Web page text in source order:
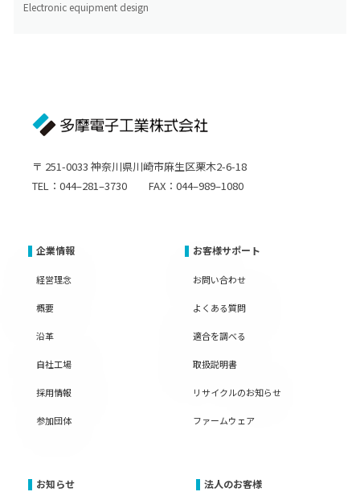
Electronic equipment design
〒 251-0033 神奈川県川崎市麻生区栗木2-6-18
TEL：044–281–3730 FAX：044–989–1080
企業情報
経営理念
概要
沿革
自社工場
採用情報
参加団体
お客様サポート
お問い合わせ
よくある質問
適合を調べる
取扱説明書
リサイクルのお知らせ
ファームウェア
お知らせ 法人のお客様